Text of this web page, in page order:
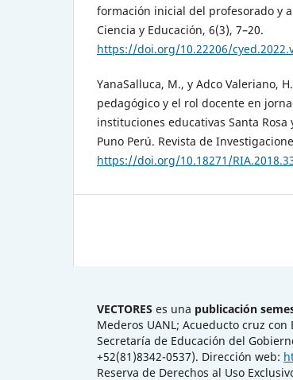
formación inicial del profesorado y
Ciencia y Educación, 6(3), 7–20.
https://doi.org/10.22206/
YanaSalluca, M., y Adco Valeriano,
pedagógico y el rol docente en
instituciones educativas Santa Rosa
Puno Perú. Revista de
https://doi.org/10.18271/
VECTORES es una publicación
Mederos UANL; Acueducto cruz con
Secretaría de Educación del
+52(81)8342-0537). Dirección web:
Reserva de Derechos al Uso